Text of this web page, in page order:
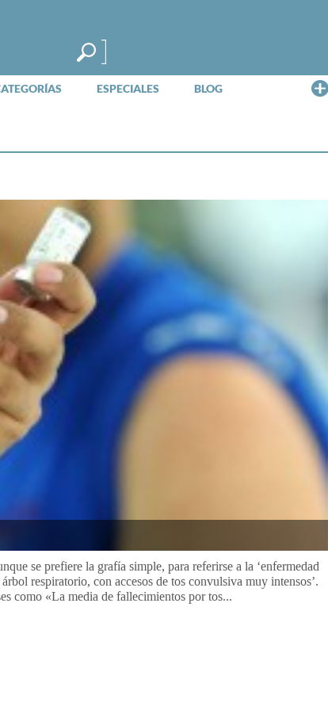
ESPECIALES BLOG
se prefiere la grafía simple, para referirse a la ‘enfermedad
respiratorio, con accesos de tos convulsiva muy intensos’.
como «La media de fallecimientos por tos...